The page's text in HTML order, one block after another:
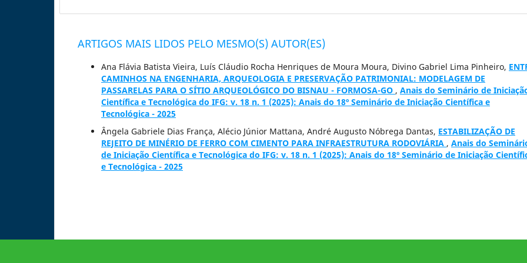
ARTIGOS MAIS LIDOS PELO MESMO(S) AUTOR(ES)
Ana Flávia Batista Vieira, Luís Cláudio Rocha Henriques de Moura Moura, Divino Gabriel Lima Pinheiro,
CAMINHOS NA ENGENHARIA, ARQUEOLOGIA E PRESERVAÇÃO PATRIMONIAL: MODELAGEM DE
PASSARELAS PARA O SÍTIO ARQUEOLÓGICO DO BISNAU - FORMOSA-GO , Anais do Seminário de
Científica e Tecnológica do IFG: v. 18 n. 1 (2025): Anais do 18º Seminário de Iniciação Científica e
Tecnológica - 2025
Ângela Gabriele Dias França, Alécio Júnior Mattana, André Augusto Nóbrega Dantas, ESTABILIZAÇÃO DE
REJEITO DE MINÉRIO DE FERRO COM CIMENTO PARA INFRAESTRUTURA RODOVIÁRIA , Anais do
de Iniciação Científica e Tecnológica do IFG: v. 18 n. 1 (2025): Anais do 18º Seminário de Iniciação
e Tecnológica - 2025